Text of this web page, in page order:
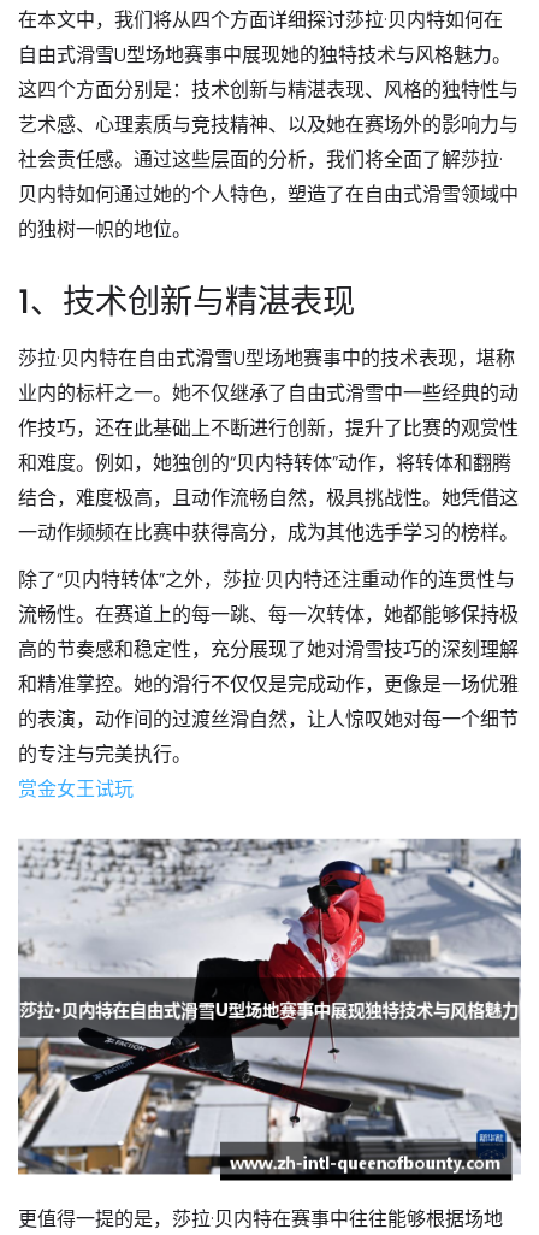
在本文中，我们将从四个方面详细探讨莎拉·贝内特如何在
自由式滑雪U型场地赛事中展现她的独特技术与风格魅力。
这四个方面分别是：技术创新与精湛表现、风格的独特性与
艺术感、心理素质与竞技精神、以及她在赛场外的影响力与
社会责任感。通过这些层面的分析，我们将全面了解莎拉·
贝内特如何通过她的个人特色，塑造了在自由式滑雪领域中
的独树一帜的地位。
1、技术创新与精湛表现
莎拉·贝内特在自由式滑雪U型场地赛事中的技术表现，堪称
业内的标杆之一。她不仅继承了自由式滑雪中一些经典的动
作技巧，还在此基础上不断进行创新，提升了比赛的观赏性
和难度。例如，她独创的“贝内特转体”动作，将转体和翻腾
结合，难度极高，且动作流畅自然，极具挑战性。她凭借这
一动作频频在比赛中获得高分，成为其他选手学习的榜样。
除了“贝内特转体”之外，莎拉·贝内特还注重动作的连贯性与
流畅性。在赛道上的每一跳、每一次转体，她都能够保持极
高的节奏感和稳定性，充分展现了她对滑雪技巧的深刻理解
和精准掌控。她的滑行不仅仅是完成动作，更像是一场优雅
的表演，动作间的过渡丝滑自然，让人惊叹她对每一个细节
的专注与完美执行。
赏金女王试玩
更值得一提的是，莎拉·贝内特在赛事中往往能够根据场地